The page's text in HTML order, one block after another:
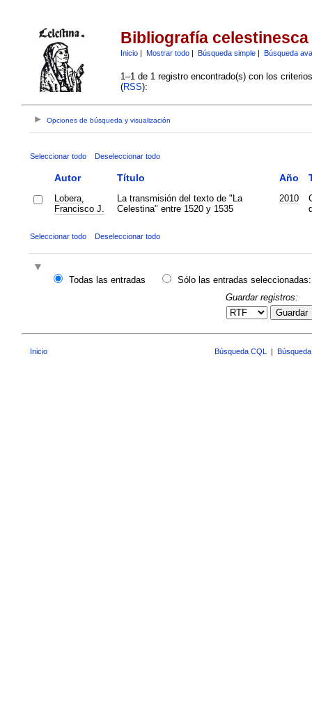
Bibliografía celestinesca
Inicio| Mostrar todo| Búsqueda simple| Búsqueda
1–1 de 1 registro encontrado(s) con los
(RSS):
Opciones de búsqueda y visualización
Seleccionar todo Deseleccionar todo
Autor Título Año
Lobera,
Francisco J.
La transmisión del texto de "La
Celestina" entre 1520 y 1535
2010
Seleccionar todo Deseleccionar todo
Todas las entradas
Sólo las entradas seleccionadas:
Guardar registros:
Guardar
Inicio Búsqueda CQL